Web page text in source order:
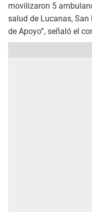
movilizaron 5
salud de Lucanas,
de Apoyo”, señaló el